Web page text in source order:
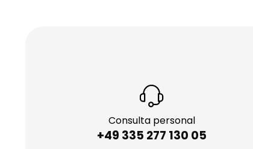
Consulta personal
+49 335 277 130 05